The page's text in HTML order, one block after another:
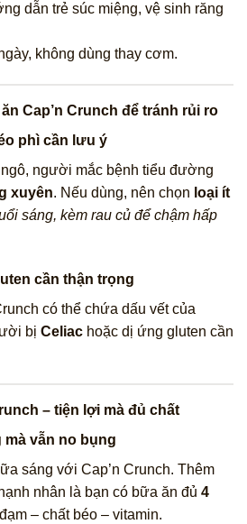
dẫn trẻ súc miệng, vệ sinh răng
không dùng thay cơm.
Cap’n Crunch để tránh rủi ro
phì cần lưu ý
người mắc bệnh tiểu đường
xuyên. Nếu dùng, nên chọn loại ít
sáng, kèm rau củ để chậm hấp
cần thận trọng
có thể chứa dấu vết của
bị Celiac hoặc dị ứng gluten cần
– tiện lợi mà đủ chất
mà vẫn no bụng
sáng với Cap’n Crunch. Thêm
nhân là bạn có bữa ăn đủ 4
– chất béo – vitamin.